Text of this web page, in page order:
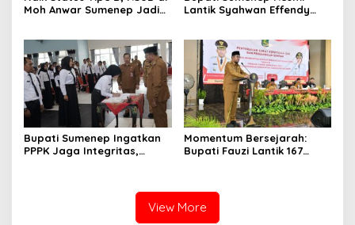
Moh Anwar Sumenep Jadi
Lantik Syahwan Effendy
Bupati Sumenep Ingatkan
PPPK Jaga Integritas,
Momentum Bersejarah:
Bupati Fauzi Lantik 167
View More